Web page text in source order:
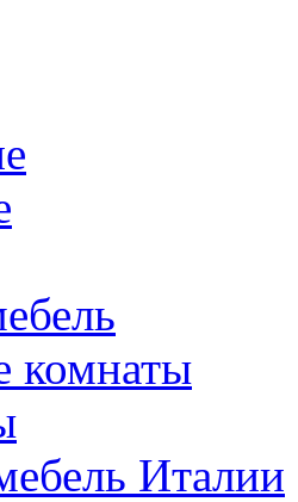
комнаты
Италии